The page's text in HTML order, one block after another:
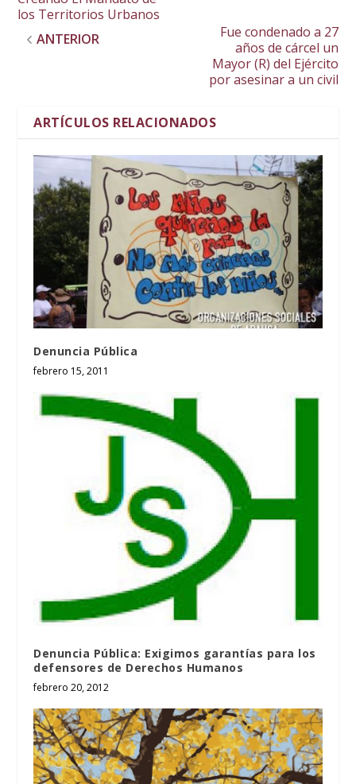
los Territorios Urbanos
ANTERIOR
Fue condenado a 27
años de cárcel un
Mayor (R) del Ejército
por asesinar a un civil
ARTÍCULOS RELACIONADOS
Denuncia Pública
febrero 15, 2011
Denuncia Pública: Exigimos garantías para los
defensores de Derechos Humanos
febrero 20, 2012